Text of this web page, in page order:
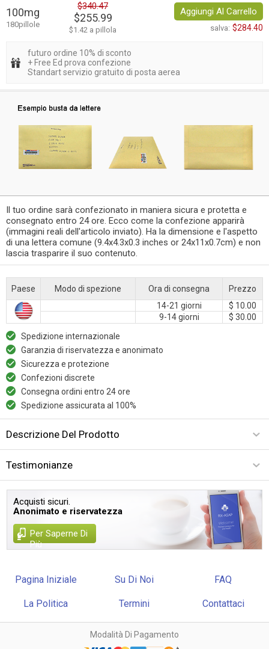
100mg
180pillole
$340.47
$255.99
$1.42 a pillola
Aggiungi Al Carrello
salva: $284.40
futuro ordine 10% di sconto
+ Free Ed prova confezione
Standart servizio gratuito di posta aerea
Il tuo ordine sarà confezionato in maniera sicura e protetta e
consegnato entro 24 ore. Ecco come la confezione apparirà
(immagini reali dell'articolo inviato). Ha la dimensione e l'aspetto
di una lettera comune (9.4x4.3x0.3 inches or 24x11x0.7cm) e non
lascia trasparire il suo contenuto.
Paese Modo di spezione Ora di consegna
Prezzo
14-21 giorni
$ 10.00
9-14 giorni
$ 30.00
Spedizione internazionale
Garanzia di riservatezza e anonimato
Sicurezza e protezione
Confezioni discrete
Consegna ordini entro 24 ore
Spedizione assicurata al 100%
Descrizione Del Prodotto
Testimonianze
Acquisti sicuri.
Anonimato e riservatezza
Per Saperne Di
Più
Pagina Iniziale Su Di Noi FAQ
La Politica Termini Contattaci
Modalità Di Pagamento